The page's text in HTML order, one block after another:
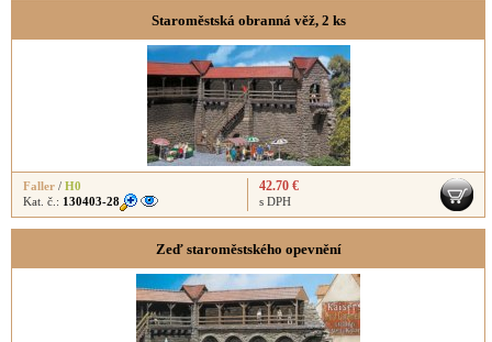
Staroměstská obranná věž, 2 ks
Faller / H0
Kat. č.: 130403-28
42.70 €
s DPH
Zeď staroměstského opevnění